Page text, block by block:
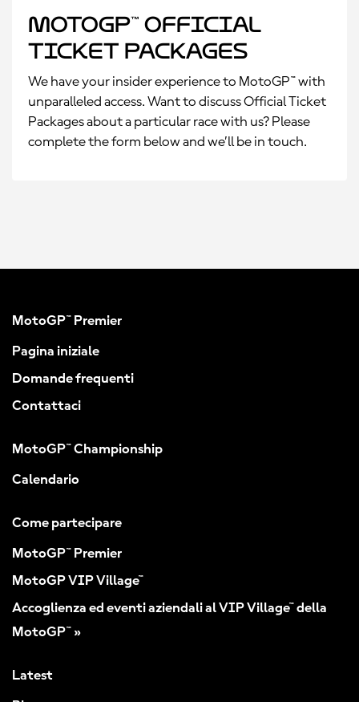
MotoGP™ Official
Ticket Packages
We have your insider experience to MotoGP™ with
unparalleled access. Want to discuss Official Ticket
Packages about a particular race with us? Please
complete the form below and we’ll be in touch.
MotoGP™ Premier
Pagina iniziale
Domande frequenti
Contattaci
MotoGP™ Championship
Calendario
Come partecipare
MotoGP™ Premier
MotoGP VIP Village™
Accoglienza ed eventi aziendali al VIP Village™ della
MotoGP™ »
Latest